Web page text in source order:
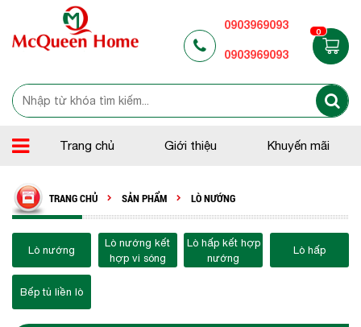
0903969093
0903969093
0
Trang chủ Giới thiệu Khuyến mãi
TRANG CHỦ SẢN PHẨM LÒ NƯỚNG
Lò nướng
Lò nướng kết
hợp vi sóng
Lò hấp kết hợp
nướng
Lò hấp
Bếp tủ liền lò